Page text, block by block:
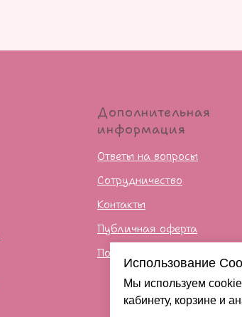
Использование
Мы используем
кабинету, корзине и
Дополнительная
информация
Ответы на вопросы
Сотрудничество
Контакты
Публичная оферта
Политика